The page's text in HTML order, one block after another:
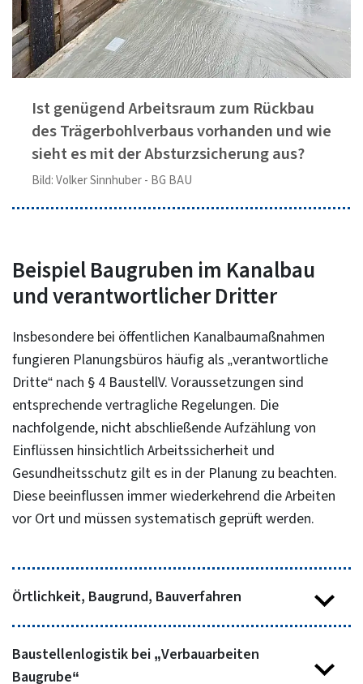
Ist genügend Arbeitsraum zum Rückbau
des Trägerbohlverbaus vorhanden und wie
sieht es mit der Absturzsicherung aus?
Bild: Volker Sinnhuber - BG BAU
Beispiel Baugruben im Kanalbau
und verantwortlicher Dritter
Insbesondere bei öffentlichen Kanalbaumaßnahmen
fungieren Planungsbüros häufig als „verantwortliche
Dritte“ nach § 4 BaustellV. Voraussetzungen sind
entsprechende vertragliche Regelungen. Die
nachfolgende, nicht abschließende Aufzählung von
Einflüssen hinsichtlich Arbeitssicherheit und
Gesundheitsschutz gilt es in der Planung zu beachten.
Diese beeinflussen immer wiederkehrend die Arbeiten
vor Ort und müssen systematisch geprüft werden.
Örtlichkeit, Baugrund, Bauverfahren
Muss der Straßenraum freigehalten werden (z. B. für
Rettungs- dienste oder ÖPNV)?
Baustellenlogistik bei „Verbauarbeiten
Baugrube“